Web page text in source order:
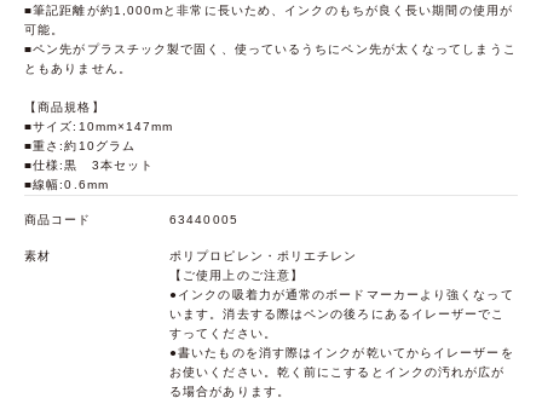
■筆記距離が約1,000mと非常に長いため、インクのもちが良く長い期間の使用が
可能。
■ペン先がプラスチック製で固く、使っているうちにペン先が太くなってしまうこ
ともありません。
【商品規格】
■サイズ:10mm×147mm
■重さ:約10グラム
■仕様:黒 3本セット
■線幅:0.6mm
商品コード 63440005
素材
ポリプロピレン・ポリエチレン
【ご使用上のご注意】
●インクの吸着力が通常のボードマーカーより強くなって
います。消去する際はペンの後ろにあるイレーザーでこ
すってください。
●書いたものを消す際はインクが乾いてからイレーザーを
お使いください。乾く前にこするとインクの汚れが広が
る場合があります。